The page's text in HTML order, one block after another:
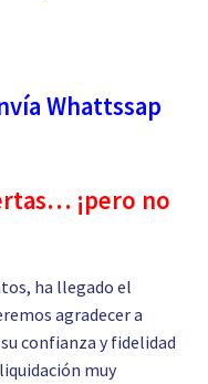
Whattssap
¡pero no
ha llegado el
agradecer a
confianza y fidelidad
muy